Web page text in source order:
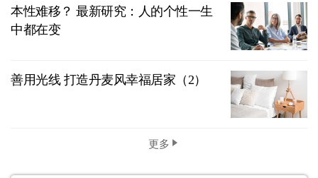
本性难移？ 最新研究：人的个性一生
中都在变
善用光线 打造丹麦风幸福居家（2）
更多